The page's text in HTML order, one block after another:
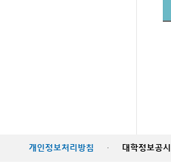
개인정보처리방침 · 대학정보공시